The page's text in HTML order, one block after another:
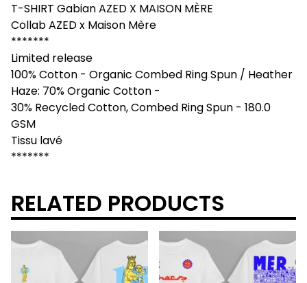
T-SHIRT Gabian AZED X MAISON MÈRE
Collab AZED x Maison Mère
*******
Limited release
100% Cotton - Organic Combed Ring Spun / Heather
Haze: 70% Organic Cotton -
30% Recycled Cotton, Combed Ring Spun - 180.0
GSM
Tissu lavé
*******
RELATED PRODUCTS